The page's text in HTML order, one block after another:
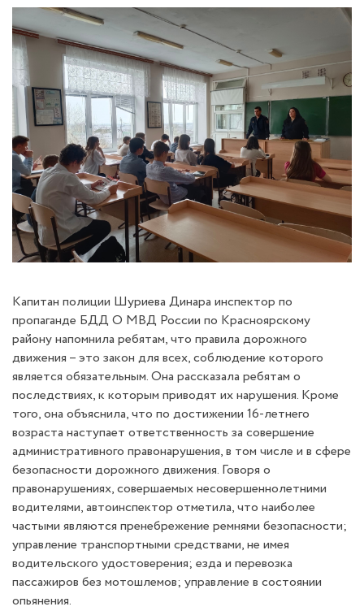
Капитан полиции Шуриева Динара инспектор по
пропаганде БДД О МВД России по Красноярскому
району напомнила ребятам, что правила дорожного
движения – это закон для всех, соблюдение которого
является обязательным. Она рассказала ребятам о
последствиях, к которым приводят их нарушения. Кроме
того, она объяснила, что по достижении 16-летнего
возраста наступает ответственность за совершение
административного правонарушения, в том числе и в сфере
безопасности дорожного движения. Говоря о
правонарушениях, совершаемых несовершеннолетними
водителями, автоинспектор отметила, что наиболее
частыми являются пренебрежение ремнями безопасности;
управление транспортными средствами, не имея
водительского удостоверения; езда и перевозка
пассажиров без мотошлемов; управление в состоянии
опьянения.